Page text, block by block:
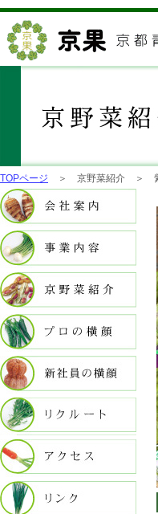
TOPページ ＞ 京野菜紹介 ＞ 紫